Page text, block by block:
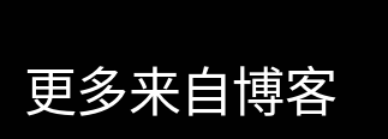
更多来自博客